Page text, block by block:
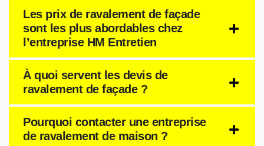
Les prix de ravalement de façade
sont les plus abordables chez
l’entreprise HM Entretien
À quoi servent les devis de
ravalement de façade ?
Pourquoi contacter une entreprise
de ravalement de maison ?